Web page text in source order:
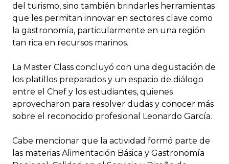
del turismo, sino también brindarles herramientas
que les permitan innovar en sectores clave como
la gastronomía, particularmente en una región
tan rica en recursos marinos.
La Master Class concluyó con una degustación de
los platillos preparados y un espacio de diálogo
entre el Chef y los estudiantes, quienes
aprovecharon para resolver dudas y conocer más
sobre el reconocido profesional Leonardo García.
Cabe mencionar que la actividad formó parte de
las materias Alimentación Básica y Gastronomía